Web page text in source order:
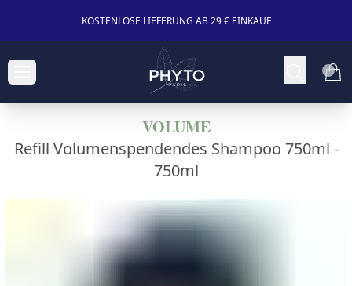
KOSTENLOSE LIEFERUNG AB 29 € EINKAUF
VOLUME
Refill Volumenspendendes Shampoo 750ml -
750ml